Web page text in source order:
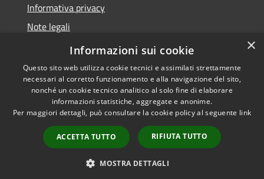
Informativa privacy
Note legali
Dichiarazione di accessibilità
Accessibilità
Copyright © 2026 • Comune di
San Pietro di Cadore • Powered
byMunicipium
Accesso
redazione
×
Informazioni sui cookie
Questo sito web utilizza cookie tecnici e assimilati strettamente
necessari al corretto funzionamento e alla navigazione del sito,
nonché un cookie tecnico analitico al solo fine di elaborare
informazioni statistiche, aggregate e anonime.
Per maggiori dettagli, può consultare la cookie policy al seguente link
ACCETTA TUTTO RIFIUTA TUTTO
MOSTRA DETTAGLI